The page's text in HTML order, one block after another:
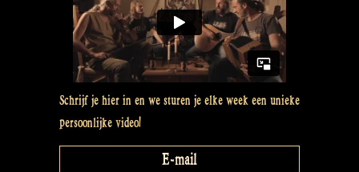
vacuum
cleaner
–
Rapalje
Show
81”
Schrijf je hier in en we sturen je elke week een unieke
persoonlijke video!